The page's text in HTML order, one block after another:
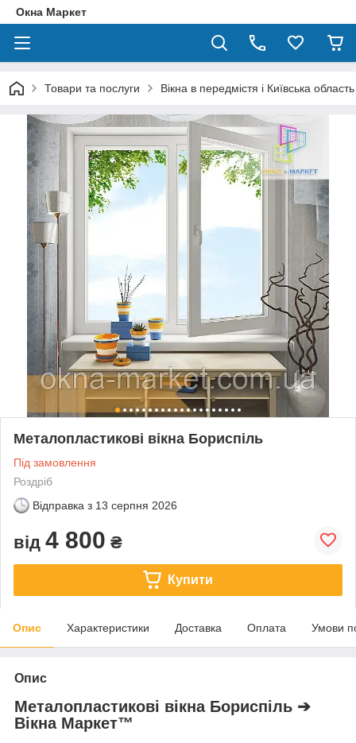
Окна Маркет
Товари та послуги Вікна в передмістя і Київська область
Металопластикові вікна Бориспіль
Під замовлення
Роздріб
Відправка з 13 серпня 2026
від 4 800 ₴
Купити
Опис Характеристики Доставка Оплата Умови
Опис
Металопластикові вікна Бориспіль ➔
Вікна Маркет™